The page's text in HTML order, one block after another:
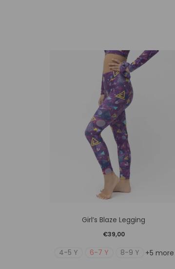
το
έχει
Girl’s Blaze Legging
€39,00
4-5 Y 6-7 Y 8-9 Y +5 more